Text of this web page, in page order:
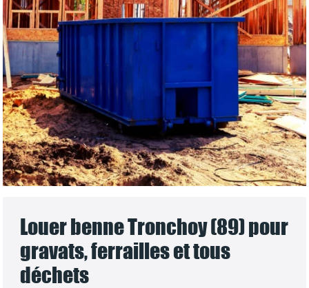
Louer benne Tronchoy (89) pour
gravats, ferrailles et tous
déchets